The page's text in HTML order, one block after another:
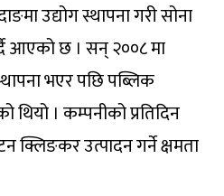
उद्योग स्थापना गरी सोना
आएको छ । सन् २००८ मा
भएर पछि पब्लिक
। कम्पनीको प्रतिदिन
क्लिङकर उत्पादन गर्ने क्षमता